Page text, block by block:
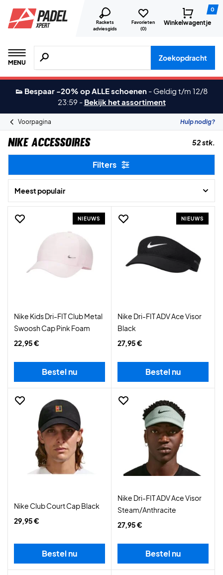
Rackets
adviesgids
Favorieten
(0)
0
Winkelwagentje
MENU
Zoeken naar producten, merken etc.
Zoekopdracht
👟 Bespaar -20% op ALLE schoenen - Geldig t/m 12/8
23:59 - Bekijk het assortiment
Voorpagina Hulp nodig?
Nike Accessoires 52 stk.
Filters
Meest populair
NIEUWS
Nike Kids Dri-FIT Club Metal
Swoosh Cap Pink Foam
22,95 €
Bestel nu
NIEUWS
Nike Dri-FIT ADV Ace Visor
Black
27,95 €
Bestel nu
Nike Club Court Cap Black
29,95 €
Bestel nu
Nike Dri-FIT ADV Ace Visor
Steam/Anthracite
27,95 €
Bestel nu